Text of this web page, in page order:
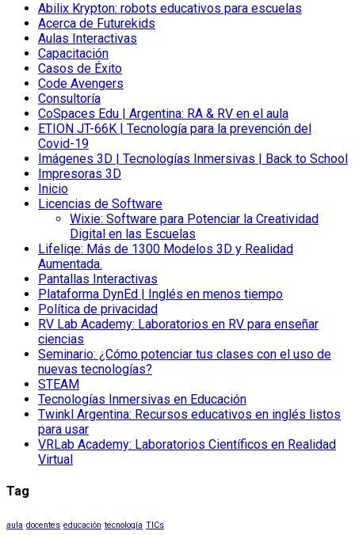
Abilix Krypton: robots educativos para escuelas
Acerca de Futurekids
Aulas Interactivas
Capacitación
Casos de Éxito
Code Avengers
Consultoría
CoSpaces Edu | Argentina: RA & RV en el aula
ETION JT-66K | Tecnología para la prevención del
Covid-19
Imágenes 3D | Tecnologías Inmersivas | Back to School
Impresoras 3D
Inicio
Licencias de Software
Wixie: Software para Potenciar la Creatividad
Digital en las Escuelas
Lifeliqe: Más de 1300 Modelos 3D y Realidad
Aumentada.
Pantallas Interactivas
Plataforma DynEd | Inglés en menos tiempo
Política de privacidad
RV Lab Academy: Laboratorios en RV para enseñar
ciencias
Seminario: ¿Cómo potenciar tus clases con el uso de
nuevas tecnologías?
STEAM
Tecnologías Inmersivas en Educación
Twinkl Argentina: Recursos educativos en inglés listos
para usar
VRLab Academy: Laboratorios Científicos en Realidad
Virtual
Tag
aula docentes educación tecnología TICs